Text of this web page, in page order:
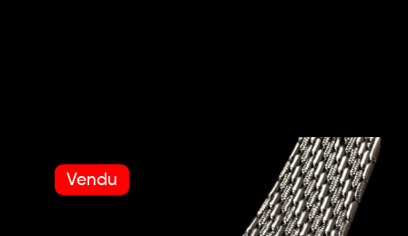
Vendu